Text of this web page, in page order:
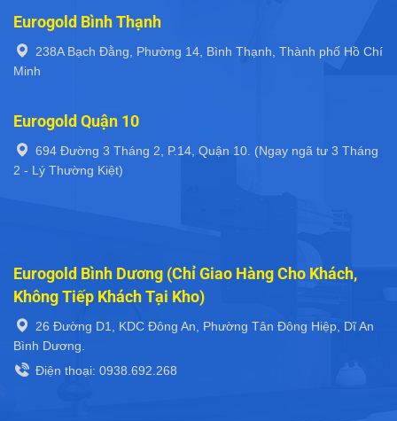
Eurogold Bình Thạnh
238A Bạch Đằng, Phường 14, Bình Thạnh, Thành phố Hồ Chí
Minh
Eurogold Quận 10
694 Đường 3 Tháng 2, P.14, Quận 10. (Ngay ngã tư 3 Tháng
2 - Lý Thường Kiệt)
Eurogold Bình Dương (Chỉ Giao Hàng Cho Khách,
Không Tiếp Khách Tại Kho)
26 Đường D1, KDC Đông An, Phường Tân Đông Hiệp, Dĩ An
Bình Dương.
Điện thoại: 0938.692.268